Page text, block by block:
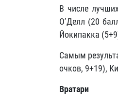
В числе
О’Делл (20
Йокипакка
Самым
очков, 9+19),
Вратари